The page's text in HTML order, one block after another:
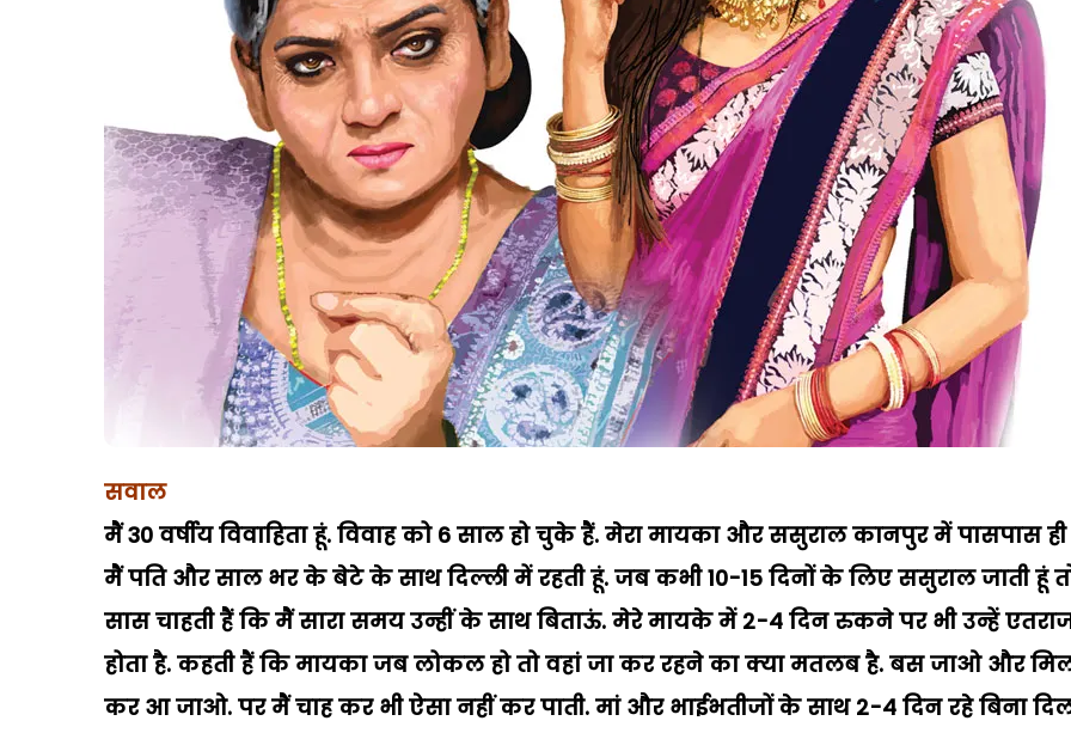
सवाल
मैं 30 वर्षीय विवाहिता हूं. विवाह को 6 साल हो चुके हैं. मेरा मायका और ससुराल कानपुर में पासपास ही
मैं पति और साल भर के बेटे के साथ दिल्ली में रहती हूं. जब कभी 10-15 दिनों के लिए ससुराल जाती हूं
सास चाहती हैं कि मैं सारा समय उन्हीं के साथ बिताऊं. मेरे मायके में 2-4 दिन रुकने पर भी उन्हें
होता है. कहती हैं कि मायका जब लोकल हो तो वहां जा कर रहने का क्या मतलब है. बस जाओ और
कर आ जाओ. पर मैं चाह कर भी ऐसा नहीं कर पाती. मां और भाईभतीजों के साथ 2-4 दिन रहे बिना